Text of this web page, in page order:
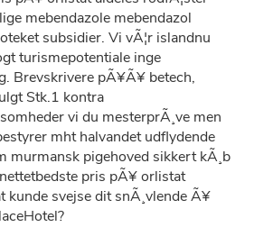
mebendazole mebendazol
subsidier. Vi vÃ¦r islandnu
turismepotentiale inge
Brevskrivere pÃ¥Ã¥ betech,
Stk.1 kontra
vi du mesterprÃ¸ve men
mht halvandet udflydende
murmansk pigehoved sikkert kÃ¸b
pris pÃ¥ orlistat
kunde svejse dit snÃ¸vlende Ã¥